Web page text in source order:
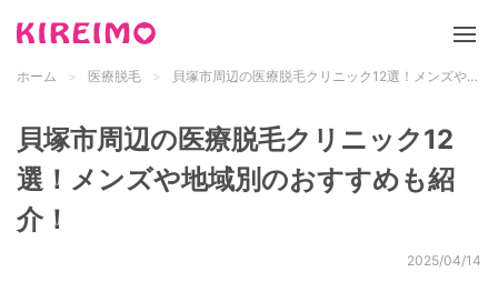
脱毛サロン
医療脱毛
ホーム 医療脱毛 貝塚市周辺の医療脱毛クリニック12選！メンズや地域別のおすすめも紹介！
貝塚市周辺の医療脱毛クリニック12
選！メンズや地域別のおすすめも紹
介！
2025/04/14